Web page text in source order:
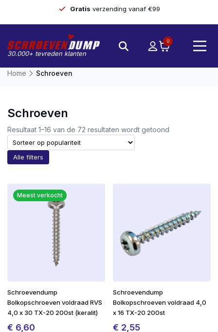
Gratis verzending vanaf €99
30.000+ tevreden klanten
0
Home Schroeven
Schroeven
Resultaat 1–16 van de 72 resultaten wordt getoond
Alle filters
Meest verkocht
Schroevendump
Bolkopschroeven voldraad RVS
4,0 x 30 TX-20 200st (keralit)
€ 6,60
Schroevendump
Bolkopschroeven voldraad 4,0
x 16 TX-20 200st
€ 2,55